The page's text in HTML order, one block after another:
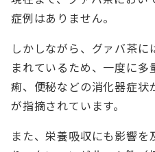
症例はありません。
しかしながら、グァバ茶
まれているため、一度に
痢、便秘などの消化器症状
が指摘されています。
また、栄養吸収にも影響